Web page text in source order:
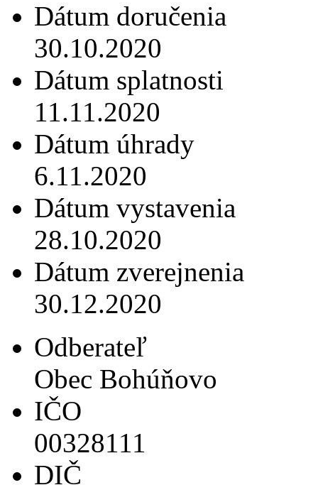
Dátum doručenia
30.10.2020
Dátum splatnosti
11.11.2020
Dátum úhrady
6.11.2020
Dátum vystavenia
28.10.2020
Dátum zverejnenia
30.12.2020
Odberateľ
Obec Bohúňovo
IČO
00328111
DIČ